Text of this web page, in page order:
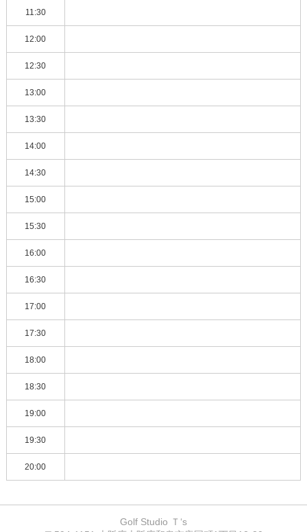
11:30
12:00
12:30
13:00
13:30
14:00
14:30
15:00
15:30
16:00
16:30
17:00
17:30
18:00
18:30
19:00
19:30
20:00
Golf Studio Ｔ‘s